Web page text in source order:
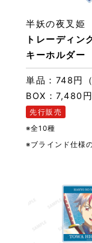
トレーディ
キーホルダー
半妖の夜叉姫
単品：748円（
BOX：7,480円
先行販売
※全10種
※ブラインド仕様